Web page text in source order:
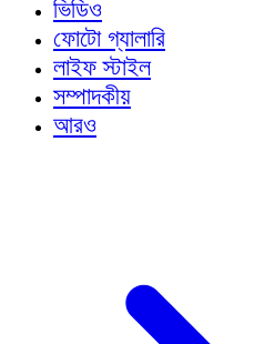
ভিডিও
ফোটো গ্যালারি
লাইফ স্টাইল
সম্পাদকীয়
আরও